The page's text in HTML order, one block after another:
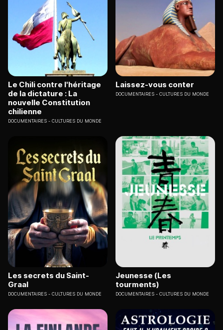
Le Chili contre l'héritage
de la dictature : La
nouvelle Constitution
chilienne
DOCUMENTAIRES CULTURES DU MONDE
Laissez-vous conter
DOCUMENTAIRES CULTURES DU MONDE
Les secrets du Saint-
Graal
DOCUMENTAIRES CULTURES DU MONDE
Jeunesse (Les
tourments)
DOCUMENTAIRES CULTURES DU MONDE